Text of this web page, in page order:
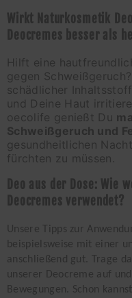
Wirkt Naturkosmetik
Deocremes besser als
Hilft eine
gegen
schädlicher
und Deine Haut
oecolife genießt Du
Schweißgeruch und
gesundheitlichen
fürchten zu müssen.
Deo aus der Dose: Wie
Deocremes verwendet?
Unsere Tipps zur
beispielsweise mit einer
anschließend gut. Trage
unserer Deocreme auf
Bewegungen. Schon